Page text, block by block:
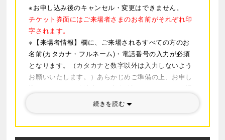
を吹き込まれたキャラクターたち、とりわけ実際の子役
キャストが扮したアーニャ役の、大人キャストと遜色の
ない演技と歌とダンス、そしてなんとも愛くるしい姿
は、多くの原作ファンとミュージカルファン双方を魅了
しました。また、作品世界をスピーディーかつダイナミ
ックに表現すべく妥協無く創り込まれた大がかりなセッ
トによって、原作の持つ世界観はそのままに、壮大なス
ケールのゴージャスな帝劇ミュージカルとして大好評と
なりました。２０２５年の再演も更なる進化を遂げて、
大好評のうちに千穐楽を迎えました。熱気も冷めやらぬ
中、２０２６年に続編となるミュージカル
続きを読む
※お申し込み後のキャンセル・変更はできません。
チケット券面にはご来場者さまのお名前がそれぞれ印
字されます。
※【来場者情報】欄に、ご来場されるすべての方のお
名前(カタカナ・フルネーム)・電話番号の入力が必須
となります。（カタカナと数字以外は入力しないよう
お願いいたします。）あらかじめご準備の上、お申し
込みください。公演当日、本人確認させていただく場
合がございますので、登録の際は入力漏れや変換ミス